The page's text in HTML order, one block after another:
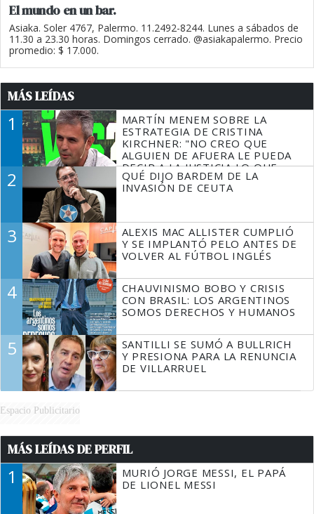
El mundo en un bar.
Asiaka. Soler 4767, Palermo. 11.2492-8244. Lunes a sábados de
11.30 a 23.30 horas. Domingos cerrado. @asiakapalermo. Precio
promedio: $ 17.000.
MÁS LEÍDAS
1
MARTÍN MENEM SOBRE LA
ESTRATEGIA DE CRISTINA
KIRCHNER: "NO CREO QUE
ALGUIEN DE AFUERA LE PUEDA
DECIR A LA JUSTICIA LO QUE
TIENE QUE HACER"
2
QUÉ DIJO BARDEM DE LA
INVASIÓN DE CEUTA
3
ALEXIS MAC ALLISTER CUMPLIÓ
Y SE IMPLANTÓ PELO ANTES DE
VOLVER AL FÚTBOL INGLÉS
4
CHAUVINISMO BOBO Y CRISIS
CON BRASIL: LOS ARGENTINOS
SOMOS DERECHOS Y HUMANOS
5
SANTILLI SE SUMÓ A BULLRICH
Y PRESIONA PARA LA RENUNCIA
DE VILLARRUEL
Espacio Publicitario
MÁS LEÍDAS DE PERFIL
1
MURIÓ JORGE MESSI, EL PAPÁ
DE LIONEL MESSI